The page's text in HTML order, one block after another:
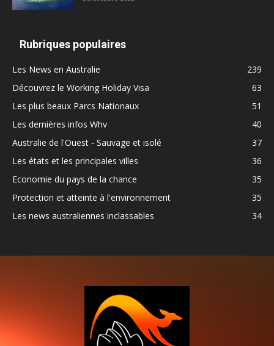
Rubriques populaires
Les News en Australie
239
Découvrez le Working Holiday Visa
63
Les plus beaux Parcs Nationaux
51
Les dernières infos Whv
40
Australie de l'Ouest - Sauvage et isolé
37
Les états et les principales villes
36
Economie du pays de la chance
35
Protection et atteinte à l'environnement
35
Les news australiennes inclassables
34